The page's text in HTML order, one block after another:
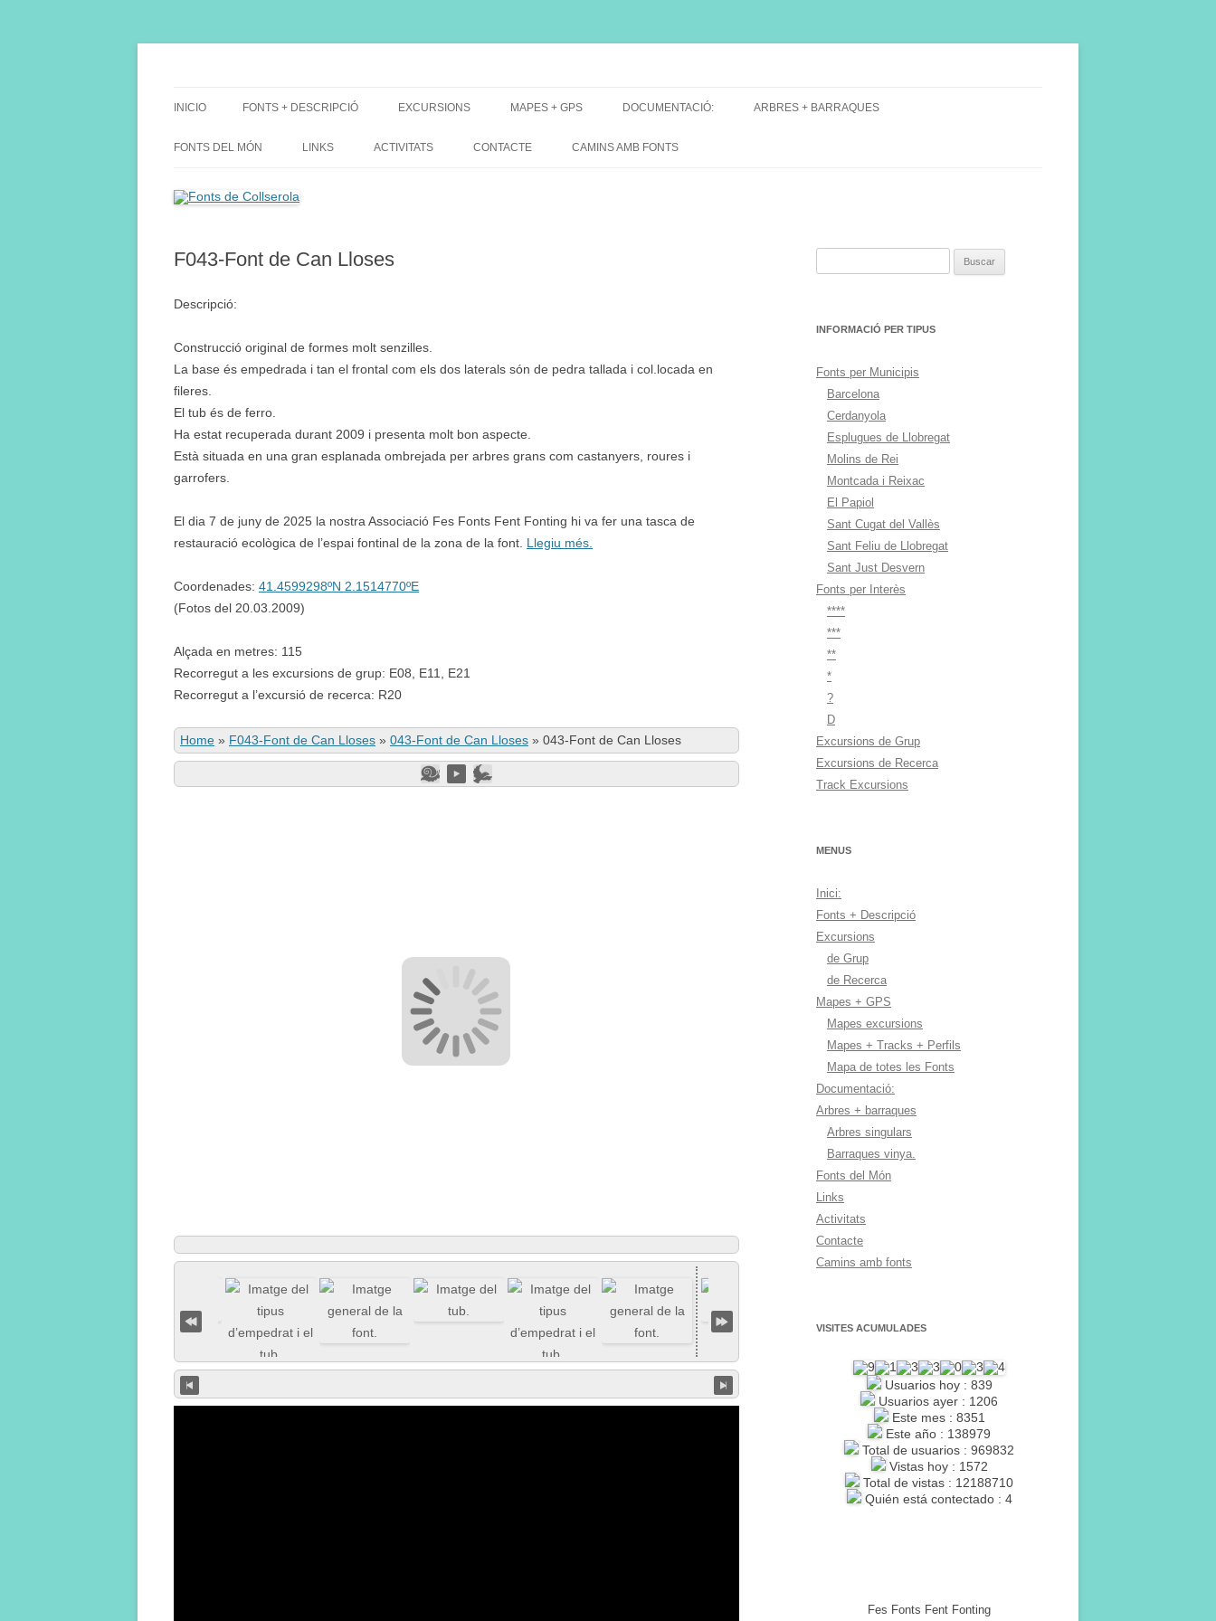
INICIO FONTS + DESCRIPCIÓ EXCURSIONS
DE GRUP
MAPES + GPS
MAPES EXCURSIONS
DOCUMENTACIÓ: ARBRES + BARRAQUES
FONTS DEL MÓN LINKS ACTIVITATS CONTACTE CAMINS AMB FONTS
F043-Font de Can Lloses
Descripció:
Construcció original de formes molt senzilles.
La base és empedrada i tan el frontal com els dos laterals són de pedra tallada i col.locada en
fileres.
El tub és de ferro.
Ha estat recuperada durant 2009 i presenta molt bon aspecte.
Està situada en una gran esplanada ombrejada per arbres grans com castanyers, roures i
garrofers.
El dia 7 de juny de 2025 la nostra Associació Fes Fonts Fent Fonting hi va fer una tasca de
restauració ecològica de l’espai fontinal de la zona de la font. Llegiu més.
Coordenades: 41.4599298ºN 2.1514770ºE
(Fotos del 20.03.2009)
Alçada en metres: 115
Recorregut a les excursions de grup: E08, E11, E21
Recorregut a l’excursió de recerca: R20
Home » F043-Font de Can Lloses » 043-Font de Can Lloses » 043-Font de Can Lloses
INFORMACIÓ PER TIPUS
Fonts per Municipis
Barcelona
Cerdanyola
Esplugues de Llobregat
Molins de Rei
Montcada i Reixac
El Papiol
Sant Cugat del Vallès
Sant Feliu de Llobregat
Sant Just Desvern
Fonts per Interès
****
***
**
*
?
D
Excursions de Grup
Excursions de Recerca
Track Excursions
MENUS
Inici:
Fonts + Descripció
Excursions
de Grup
de Recerca
Mapes + GPS
Mapes excursions
Mapes + Tracks + Perfils
Mapa de totes les Fonts
Documentació:
Arbres + barraques
Arbres singulars
Barraques vinya.
Fonts del Món
Links
Activitats
Contacte
Camins amb fonts
VISITES ACUMULADES
Usuarios hoy : 839
Usuarios ayer : 1206
Este mes : 8351
Este año : 138979
Total de usuarios : 969832
Vistas hoy : 1572
Total de vistas : 12188710
Quién está contectado : 4
Fes Fonts Fent Fonting